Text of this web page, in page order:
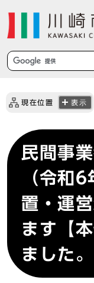
現在位置 表示
民間事
（令和
置・運
ます【
ました。